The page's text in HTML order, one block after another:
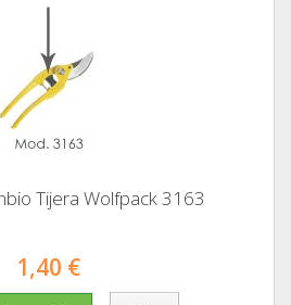
Tijera Wolfpack 3163
1,40 €